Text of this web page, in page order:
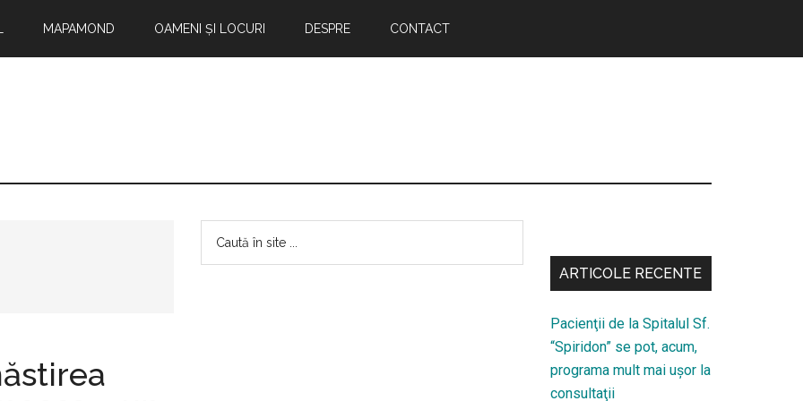
MAPAMOND OAMENI ȘI LOCURI DESPRE CONTACT
Bara
principală
secundara
ARTICOLE RECENTE
Pacienţii de la Spitalul Sf.
“Spiridon” se pot, acum,
programa mult mai uşor la
consultaţii